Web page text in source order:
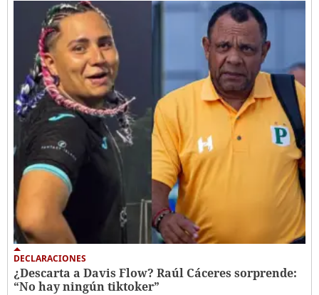
DECLARACIONES
¿Descarta a Davis Flow? Raúl Cáceres sorprende:
“No hay ningún tiktoker”